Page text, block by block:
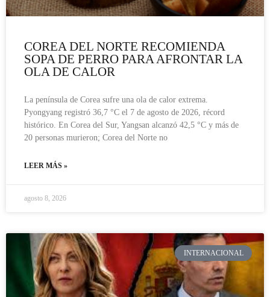
COREA DEL NORTE RECOMIENDA
SOPA DE PERRO PARA AFRONTAR LA
OLA DE CALOR
La península de Corea sufre una ola de calor extrema.
Pyongyang registró 36,7 °C el 7 de agosto de 2026, récord
histórico. En Corea del Sur, Yangsan alcanzó 42,5 °C y más de
20 personas murieron; Corea del Norte no
LEER MÁS »
agosto 8, 2026
INTERNACIONAL